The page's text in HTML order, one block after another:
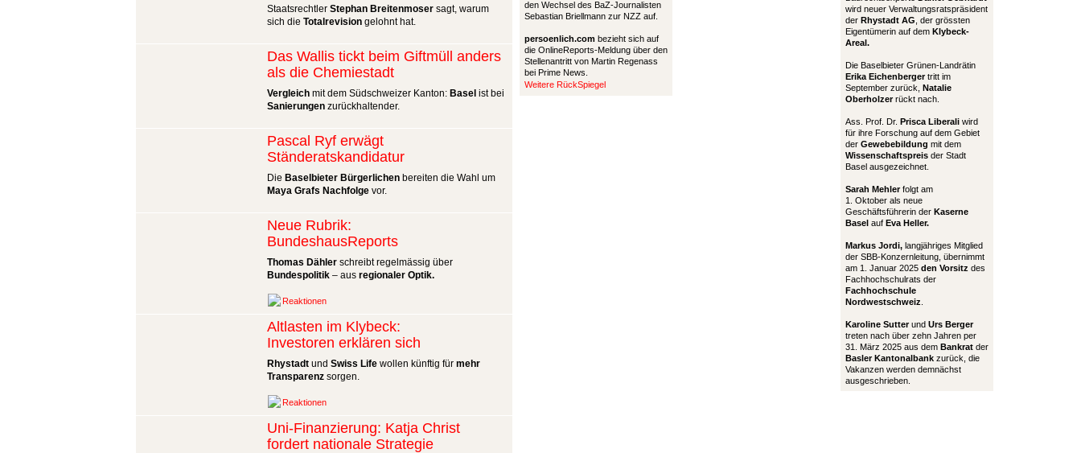
Staatsrechtler Stephan Breitenmoser sagt, warum
sich die Totalrevision gelohnt hat.
Das Wallis tickt beim Giftmüll anders
als die Chemiestadt
Vergleich mit dem Südschweizer Kanton: Basel ist bei
Sanierungen zurückhaltender.
Pascal Ryf erwägt
Ständeratskandidatur
Die Baselbieter Bürgerlichen bereiten die Wahl um
Maya Grafs Nachfolge vor.
Neue Rubrik:
BundeshausReports
Thomas Dähler schreibt regelmässig über
Bundespolitik – aus regionaler Optik.
Reaktionen
Altlasten im Klybeck:
Investoren erklären sich
Rhystadt und Swiss Life wollen künftig für mehr
Transparenz sorgen.
Reaktionen
Uni-Finanzierung: Katja Christ
fordert nationale Strategie
den Wechsel des BaZ-Journalisten
Sebastian Briellmann zur NZZ auf.
persoenlich.com bezieht sich auf
die OnlineReports-Meldung über den
Stellenantritt von Martin Regenass
bei Prime News.
Weitere RückSpiegel
wird neuer Verwaltungsratspräsident
der Rhystadt AG , der grössten
Eigentümerin auf dem Klybeck-
Areal.
Die Baselbieter Grünen-Landrätin
Erika Eichenbergertritt im
September zurück, Natalie
Oberholzerrückt nach.
Ass. Prof. Dr. Prisca Liberali wird
für ihre Forschung auf dem Gebiet
der Gewebebildung mit dem
Wissenschaftspreis der Stadt
Basel ausgezeichnet.
Sarah Mehlerfolgt am
1. Oktober als neue
Geschäftsführerin der Kaserne
Basel auf Eva Heller.
Markus Jordi, langjähriges Mitglied
der SBB-Konzernleitung, übernimmt
am 1. Januar 2025 den Vorsitz des
Fachhochschulrats der
Fachhochschule
Nordwestschweiz
Karoline Sutterund Urs Berger
treten nach über zehn Jahren per
31. März 2025 aus dem Bankrat der
Basler Kantonalbank zurück, die
Vakanzen werden demnächst
ausgeschrieben.